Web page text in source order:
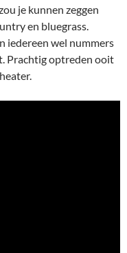
je kunnen zeggen
en bluegrass.
iedereen wel nummers
Prachtig optreden ooit